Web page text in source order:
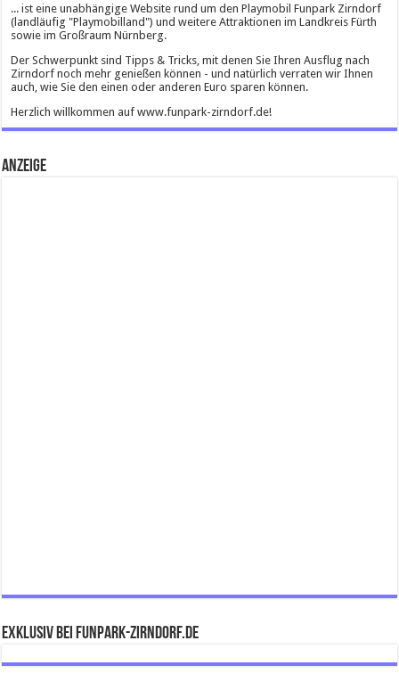
... ist eine unabhängige Website rund um den Playmobil Funpark Zirndorf
(landläufig "Playmobilland") und weitere Attraktionen im Landkreis Fürth
sowie im Großraum Nürnberg.
Der Schwerpunkt sind Tipps & Tricks, mit denen Sie Ihren Ausflug nach
Zirndorf noch mehr genießen können - und natürlich verraten wir Ihnen
auch, wie Sie den einen oder anderen Euro sparen können.
Herzlich willkommen auf www.funpark-zirndorf.de!
Anzeige
Exklusiv bei FUNPARK-ZIRNDORF.DE